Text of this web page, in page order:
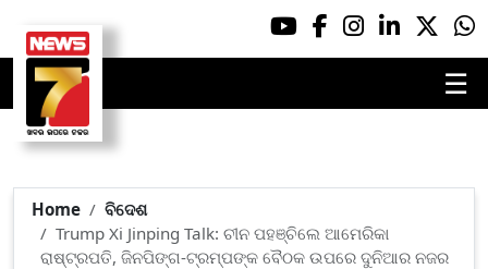
☰
Home
ବିଦେଶ
Trump Xi Jinping Talk: ଚୀନ ପହଞ୍ଚିଲେ ଆମେରିକା
ରାଷ୍ଟ୍ରପତି, ଜିନପିଙ୍ଗ-ଟ୍ରମ୍ପଙ୍କ ବୈଠକ ଉପରେ ଦୁନିଆର ନଜର